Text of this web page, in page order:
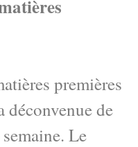
premières
de
Le